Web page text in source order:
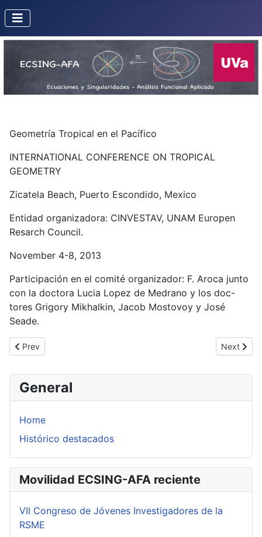
General
Home
Histórico destacados
Movilidad ECSING-AFA reciente
VII Congreso de Jóvenes Investigadores de la
RSME
Geometría Tropical en el Pacífico
INTERNATIONAL CONFERENCE ON TROPICAL
GEOMETRY
Zicatela Beach, Puerto Escondido, Mexico
Entidad organizadora: CINVESTAV, UNAM Europen
Resarch Council.
November 4-8, 2013
Participación en el comité organizador: F. Aroca junto
con la doctora Lucia Lopez de Medrano y los doc-
tores Grigory Mikhalkin, Jacob Mostovoy y José
Seade.
Previous article: Workshop Geometry and Dynamics of Foliations
Prev Next
Next